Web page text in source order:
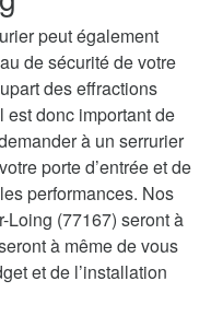
peut également
de sécurité de votre
des effractions
est donc important de
à un serrurier
porte d’entrée et de
performances. Nos
Loing (77167) seront à
à même de vous
et de l’installation